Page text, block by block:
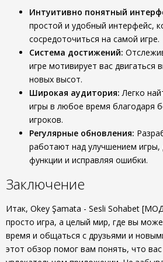
Интуитивно понятный
простой и удобный интерфейс,
сосредоточиться на самой игре.
Система достижений:
игре мотивирует вас двигаться
новых высот.
Широкая аудитория: Легко
игры в любое время благодаря
игроков.
Регулярные обновления:
работают над улучшением
функции и исправляя ошибки.
Заключение
Итак, Okey Şamata - Sesli Sohabet
просто игра, а целый мир, где вы
время и общаться с друзьями и
этот обзор помог вам понять, что